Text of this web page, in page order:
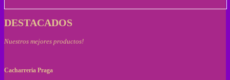
DESTACADOS
Nuestros mejores productos!
Cacharreria Praga